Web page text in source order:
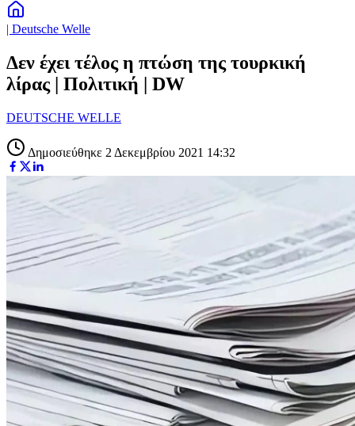
| Deutsche Welle
Δεν έχει τέλος η πτώση της τουρκική
λίρας | Πολιτική | DW
DEUTSCHE WELLE
Δημοσιεύθηκε 2 Δεκεμβρίου 2021 14:32